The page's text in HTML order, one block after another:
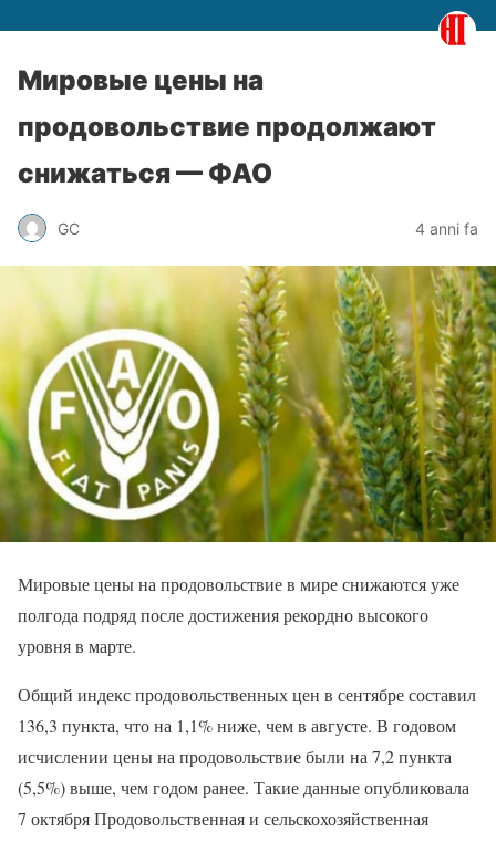
Мировые цены на
продовольствие продолжают
снижаться — ФАО
GC 4 anni fa
Мировые цены на продовольствие в мире снижаются уже
полгода подряд после достижения рекордно высокого
уровня в марте.
Общий индекс продовольственных цен в сентябре составил
136,3 пункта, что на 1,1% ниже, чем в августе. В годовом
исчислении цены на продовольствие были на 7,2 пункта
(5,5%) выше, чем годом ранее. Такие данные опубликовала
7 октября Продовольственная и сельскохозяйственная